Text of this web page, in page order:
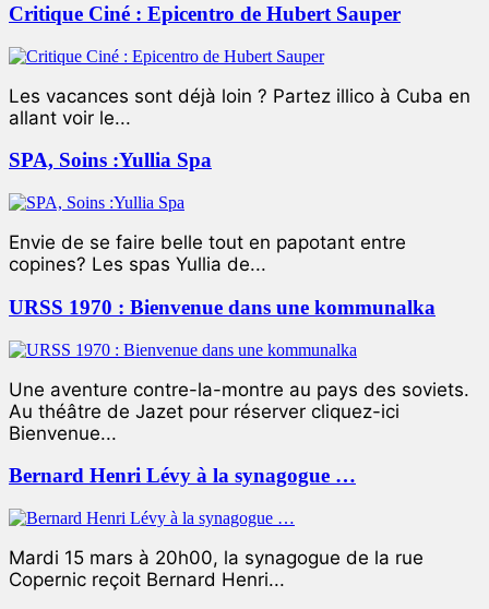
Critique Ciné : Epicentro de Hubert Sauper
Les vacances sont déjà loin ? Partez illico à Cuba en
allant voir le...
SPA, Soins :Yullia Spa
Envie de se faire belle tout en papotant entre
copines? Les spas Yullia de...
URSS 1970 : Bienvenue dans une kommunalka
Une aventure contre-la-montre au pays des soviets.
Au théâtre de Jazet pour réserver cliquez-ici
Bienvenue...
Bernard Henri Lévy à la synagogue …
Mardi 15 mars à 20h00, la synagogue de la rue
Copernic reçoit Bernard Henri...